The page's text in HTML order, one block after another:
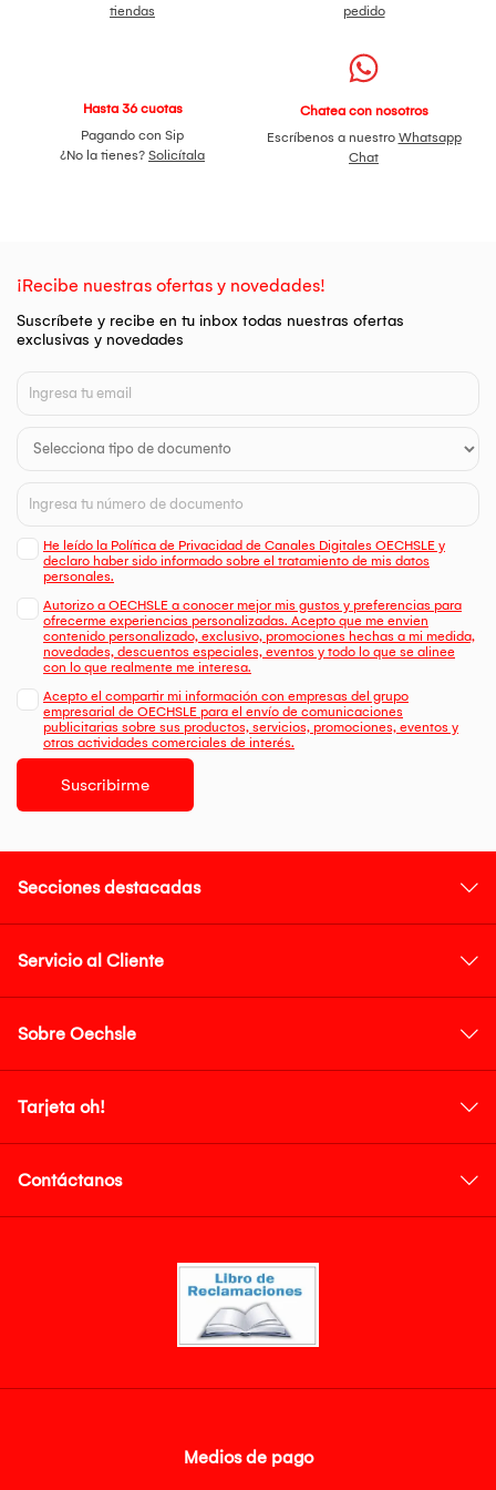
1 x cable de carga
tiendas
pedido
Hasta 36 cuotas
Pagando con Sip
¿No la tienes? Solicítala
Chatea con nosotros
Escríbenos a nuestro Whatsapp
Chat
¡Recibe nuestras ofertas y novedades!
Suscríbete y recibe en tu inbox todas nuestras ofertas
exclusivas y novedades
He leído la Política de Privacidad de Canales Digitales OECHSLE y
declaro haber sido informado sobre el tratamiento de mis datos
personales.
Autorizo a OECHSLE a conocer mejor mis gustos y preferencias para
ofrecerme experiencias personalizadas. Acepto que me envien
contenido personalizado, exclusivo, promociones hechas a mi medida,
novedades, descuentos especiales, eventos y todo lo que se alinee
con lo que realmente me interesa.
Acepto el compartir mi información con empresas del grupo
empresarial de OECHSLE para el envío de comunicaciones
publicitarias sobre sus productos, servicios, promociones, eventos y
otras actividades comerciales de interés.
Suscribirme
Secciones destacadas
Servicio al Cliente
Sobre Oechsle
Tarjeta oh!
Contáctanos
Medios de pago